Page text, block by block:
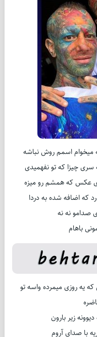
میخوام اسمم روش نباشه
چیزا كه تو نفهمیدی
عكس كه همشم رو میزه
كه اضافه شده به دردا
صدامو نه نه
باهام
یه روزی میمرده واسه تو
زیر بارون
با صدای آروم